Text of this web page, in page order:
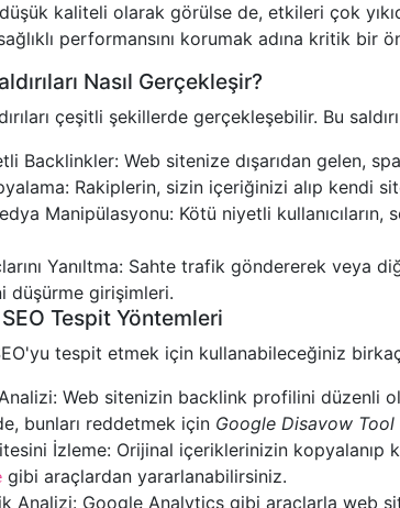
düşük kaliteli olarak görülse de, etkileri çok
performansını korumak adına kritik bir
Nasıl Gerçekleşir?
çeşitli şekillerde gerçekleşebilir. Bu
Backlinkler: Web sitenize dışarıdan gelen,
Rakiplerin, sizin içeriğinizi alıp kendi
Manipülasyonu: Kötü niyetli
Yanıltma: Sahte trafik göndererek veya
düşürme girişimleri.
Tespit Yöntemleri
tespit etmek için kullanabileceğiniz
Web sitenizin backlink profilini düzenli
bunları reddetmek için Google Disavow Tool
İzleme: Orijinal içeriklerinizin kopyalanıp
gibi araçlardan yararlanabilirsiniz.
Analizi: Google Analytics gibi araçlarla web